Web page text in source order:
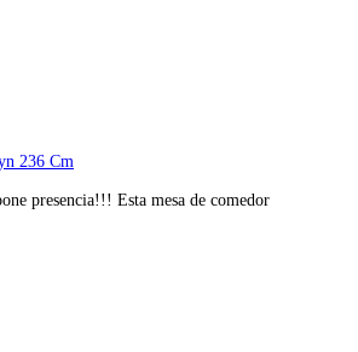
236 Cm
presencia!!! Esta mesa de comedor